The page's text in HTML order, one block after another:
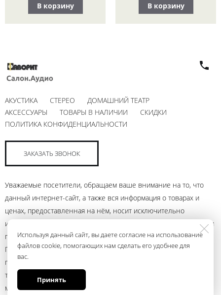
В корзину В корзину
Используя данный сайт, вы даете согласие на использование
файлов cookie, помогающих нам сделать его удобнее для
вас.
Принять
АКУСТИКА СТЕРЕО
ДОМАШНИЙ ТЕАТР
АКСЕССУАРЫ
ТОВАРЫ В НАЛИЧИИ
СКИДКИ
ПОЛИТИКА КОНФИДЕНЦИАЛЬНОСТИ
ЗАКАЗАТЬ ЗВОНОК
Уважаемые посетители, обращаем ваше внимание на то, что
данный интернет-сайт, а также вся информация о товарах и
ценах, предоставленная на нём, носит исключительно
информационный характер и ни при каких условиях не является
публичной офертой, определяемой положениями Статьи 437
Гражданского кодекса Российской Федерации. Для получения
подробной информации о наличии и стоимости указанных
товаров и (или) услуг, пожалуйста, обращайтесь к менеджеру
магазина с помощью электронной почты andrey@ural.audio или